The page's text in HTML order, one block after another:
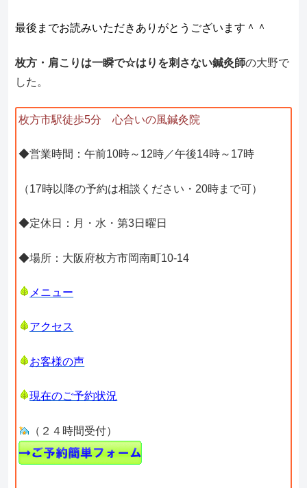
最後までお読みいただきありがとうございます＾＾
枚方・肩こりは一瞬で☆はりを刺さない鍼灸師の大野で
した。
枚方市駅徒歩5分 心合いの風鍼灸院
◆営業時間：午前10時～12時／午後14時～17時
（17時以降の予約は相談ください・20時まで可）
◆定休日：月・水・第3日曜日
◆場所：大阪府枚方市岡南町10-14
メニュー
アクセス
お客様の声
現在のご予約状況
（２４時間受付）